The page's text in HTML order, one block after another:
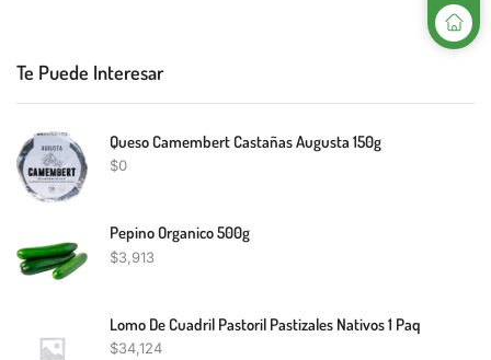
Te Puede Interesar
Queso Camembert Castañas Augusta 150g
$0
Pepino Organico 500g
$3,913
Lomo De Cuadril Pastoril Pastizales Nativos 1 Paq
$34,124